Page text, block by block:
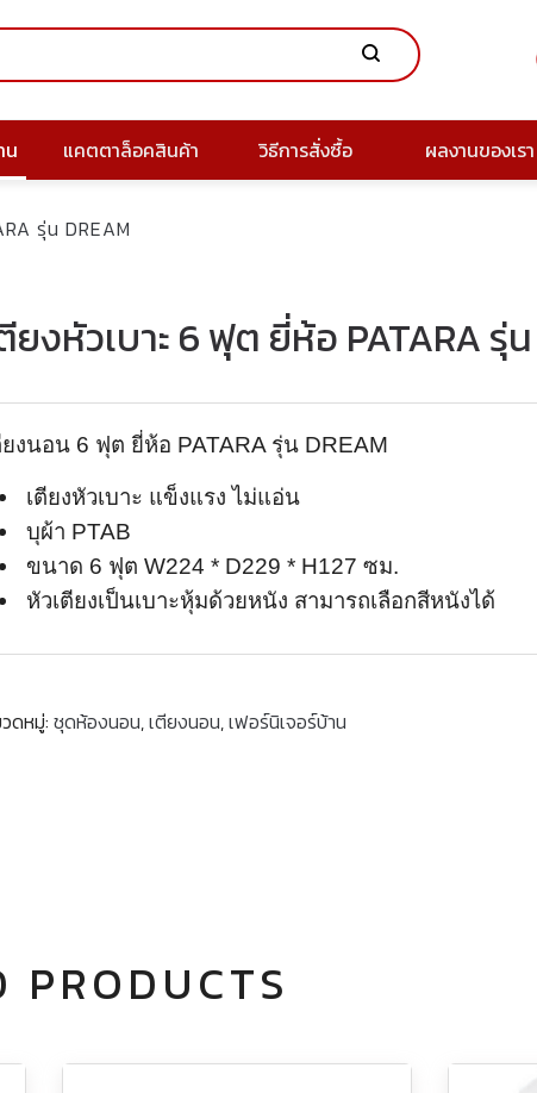
น แคตตาล็อคสินค้า วิธีการสั่งซื้อ ผลงานของเรา
รุ่น DREAM
ยงหัวเบาะ 6 ฟุต ยี่ห้อ PATARA รุ่
ยงนอน 6 ฟุต ยี่ห้อ PATARA รุ่น DREAM
เตียงหัวเบาะ แข็งแรง ไม่แอ่น
บุผ้า PTAB
ขนาด 6 ฟุต W224 * D229 * H127 ซม.
หัวเตียงเป็นเบาะหุ้มด้วยหนัง สามารถเลือกสีหนังได้
ดหมู่:ชุดห้องนอน,เตียงนอน,เฟอร์นิเจอร์บ้าน
PRODUCTS